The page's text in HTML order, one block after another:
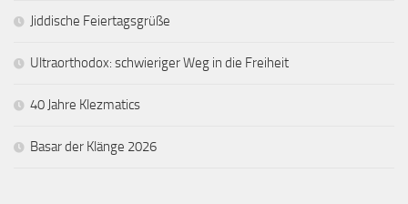
Jiddische Feiertagsgrüße
Ultraorthodox: schwieriger Weg in die Freiheit
40 Jahre Klezmatics
Basar der Klänge 2026